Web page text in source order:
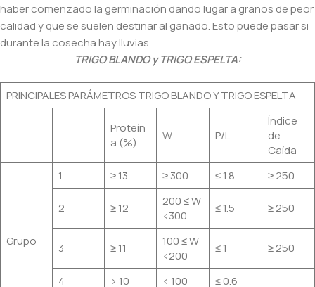
haber comenzado la germinación dando lugar a granos de peor
calidad y que se suelen destinar al ganado. Esto puede pasar si
durante la cosecha hay lluvias.
TRIGO BLANDO y TRIGO ESPELTA:
PRINCIPALES PARÁMETROS TRIGO BLANDO Y TRIGO ESPELTA
Proteín
a (%)
W P/L
Índice
de
Caída
Grupo
1 ≥ 13 ≥ 300 ≤ 1.8 ≥ 250
2 ≥ 12
200 ≤ W
<300
≤ 1.5 ≥ 250
3 ≥ 11
100 ≤ W
<200
≤ 1 ≥ 250
4 > 10 < 100 ≤ 0.6